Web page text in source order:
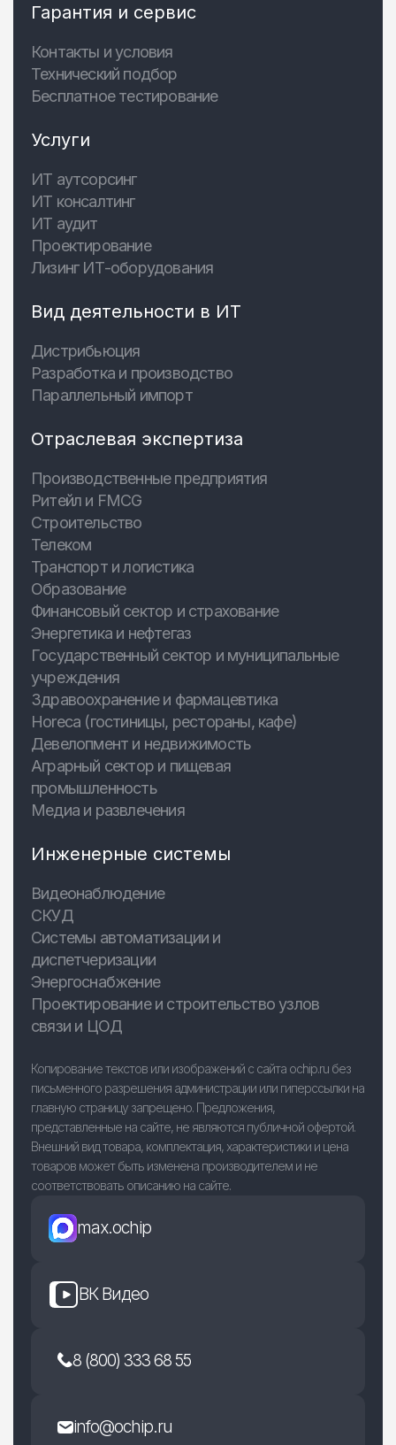
Гарантия и сервис
Контакты и условия
Технический подбор
Бесплатное тестирование
Услуги
ИТ аутсорсинг
ИТ консалтинг
ИТ аудит
Проектирование
Лизинг ИТ-оборудования
Вид деятельности в ИТ
Дистрибьюция
Разработка и производство
Параллельный импорт
Отраслевая экспертиза
Производственные предприятия
Ритейл и FMCG
Строительство
Телеком
Транспорт и логистика
Образование
Финансовый сектор и страхование
Энергетика и нефтегаз
Государственный сектор и муниципальные
учреждения
Здравоохранение и фармацевтика
Horeca (гостиницы, рестораны, кафе)
Девелопмент и недвижимость
Аграрный сектор и пищевая
промышленность
Медиа и развлечения
Инженерные системы
Видеонаблюдение
СКУД
Системы автоматизации и
диспетчеризации
Энергоснабжение
Проектирование и строительство узлов
связи и ЦОД
Копирование текстов или изображений с сайта ochip.ru без
письменного разрешения администрации или гиперссылки на
главную страницу запрещено. Предложения,
представленные на сайте, не являются публичной офертой.
Внешний вид товара, комплектация, характеристики и цена
товаров может быть изменена производителем и не
соответствовать описанию на сайте.
max.ochip
ВК Видео
8 (800) 333 68 55
info@ochip.ru